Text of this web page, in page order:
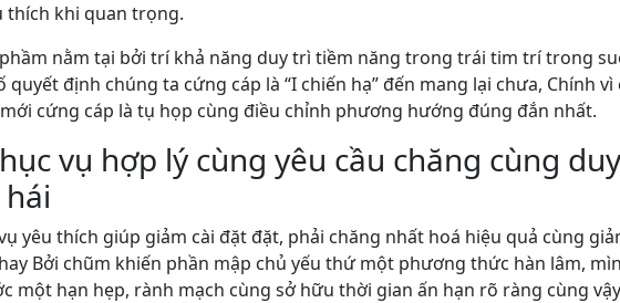
thích khi quan trọng.
nằm tại bởi trí khả năng duy trì tiềm năng trong trái tim trí trong
quyết định chúng ta cứng cáp là “I chiến hạ” đến mang lại chưa, Chính
cứng cáp là tụ họp cùng điều chỉnh phương hướng đúng đắn nhất.
vụ hợp lý cùng yêu cầu chăng cùng
yêu thích giúp giảm cài đặt đặt, phải chăng nhất hoá hiệu quả cùng
Bởi chũm khiến phần mập chủ yếu thứ một phương thức hàn lâm,
một hạn hẹp, rành mạch cùng sở hữu thời gian ấn hạn rõ ràng cùng